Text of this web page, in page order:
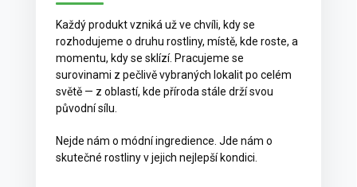
Každý produkt vzniká už ve chvíli, kdy se
rozhodujeme o druhu rostliny, místě, kde roste, a
momentu, kdy se sklízí. Pracujeme se
surovinami z pečlivě vybraných lokalit po celém
světě — z oblastí, kde příroda stále drží svou
původní sílu.
Nejde nám o módní ingredience. Jde nám o
skutečné rostliny v jejich nejlepší kondici.